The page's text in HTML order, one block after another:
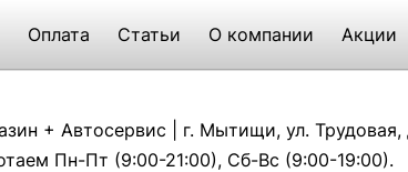
Оплата Статьи О компании Акции
+ Автосервис | г. Мытищи, ул. Трудовая,
Пн-Пт (9:00-21:00), Сб-Вс (9:00-19:00).